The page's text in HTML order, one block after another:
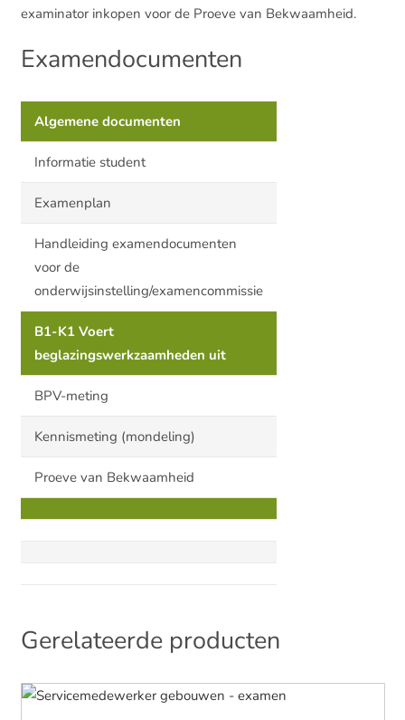
examinator inkopen voor de Proeve van Bekwaamheid.
Examendocumenten
Algemene documenten
Informatie student
Examenplan
Handleiding examendocumenten
voor de
onderwijsinstelling/examencommissie
B1-K1 Voert
beglazingswerkzaamheden uit
BPV-meting
Kennismeting (mondeling)
Proeve van Bekwaamheid
Gerelateerde producten